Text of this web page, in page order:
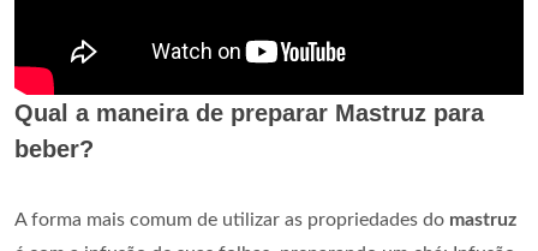
Qual a maneira de preparar Mastruz para
beber?
A forma mais comum de utilizar as propriedades do mastruz